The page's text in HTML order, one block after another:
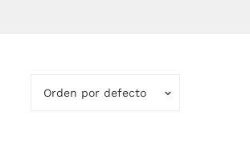
Orden por defecto